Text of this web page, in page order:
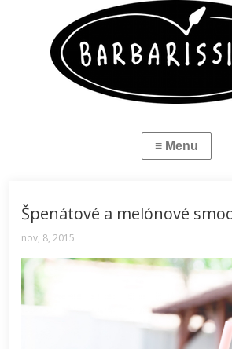
Špenátové a melónové
nov, 8, 2015